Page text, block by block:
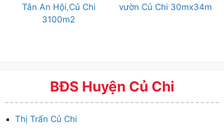
Tân An Hội,Củ Chi
3100m2
vườn Củ Chi 30mx34m
BĐS Huyện Củ Chi
Thị Trấn Củ Chi